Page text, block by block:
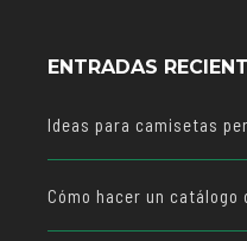
ENTRADAS
Ideas para camisetas
Cómo hacer un